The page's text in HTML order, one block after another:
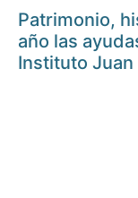
Patrimonio,
año las
Instituto